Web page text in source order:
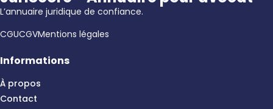
L’annuaire juridique de confiance.
CGUCGVMentions légales
Informations
À propos
Contact